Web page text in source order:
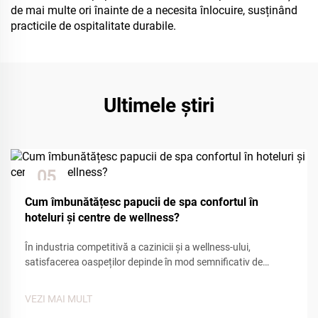
de mai multe ori înainte de a necesita înlocuire, susținând
practicile de ospitalitate durabile.
Ultimele știri
05
Dec
Cum îmbunătățesc papucii de spa confortul în
hoteluri și centre de wellness?
În industria competitivă a cazinicii și a wellness-ului,
satisfacerea oaspeților depinde în mod semnificativ de
VEZI MAI MULT